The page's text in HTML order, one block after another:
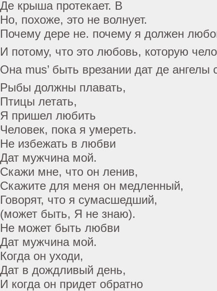
Де крыша протекает. В
Но, похоже, это не волнует.
Почему дере не. почему я должен
И потому, что это любовь, которую
Она mus’ быть врезании дат де ангелы
Рыбы должны плавать,
Птицы летать,
Я пришел любить
Человек, пока я умереть.
Не избежать в любви
Дат мужчина мой.
Скажи мне, что он ленив,
Скажите для меня он медленный,
Говорят, что я сумасшедший,
(может быть, Я не знаю).
Не может быть любви
Дат мужчина мой.
Когда он уходи,
Дат в дождливый день,
И когда он придет обратно